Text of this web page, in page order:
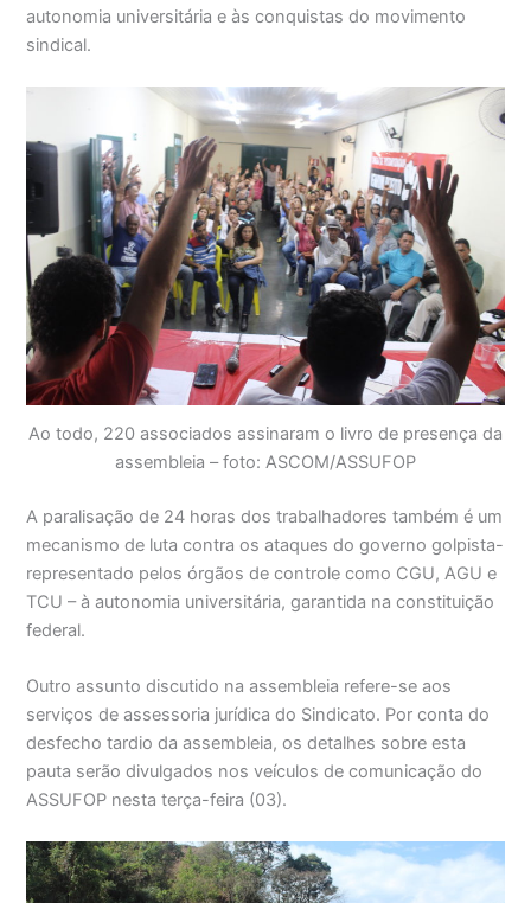
autonomia universitária e às conquistas do movimento
sindical.
Ao todo, 220 associados assinaram o livro de presença da
assembleia – foto: ASCOM/ASSUFOP
A paralisação de 24 horas dos trabalhadores também é um
mecanismo de luta contra os ataques do governo golpista-
representado pelos órgãos de controle como CGU, AGU e
TCU – à autonomia universitária, garantida na constituição
federal.
Outro assunto discutido na assembleia refere-se aos
serviços de assessoria jurídica do Sindicato. Por conta do
desfecho tardio da assembleia, os detalhes sobre esta
pauta serão divulgados nos veículos de comunicação do
ASSUFOP nesta terça-feira (03).